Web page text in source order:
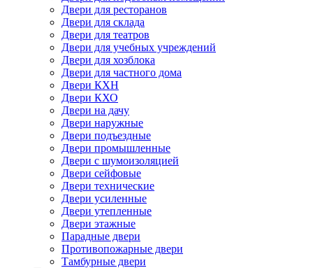
Двери для ресторанов
Двери для склада
Двери для театров
Двери для учебных учреждений
Двери для хозблока
Двери для частного дома
Двери КХН
Двери КХО
Двери на дачу
Двери наружные
Двери подъездные
Двери промышленные
Двери с шумоизоляцией
Двери сейфовые
Двери технические
Двери усиленные
Двери утепленные
Двери этажные
Парадные двери
Противопожарные двери
Тамбурные двери